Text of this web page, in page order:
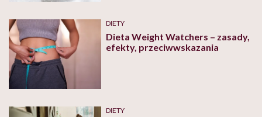
DIETY
Dieta Weight Watchers – zasady,
efekty, przeciwwskazania
DIETY